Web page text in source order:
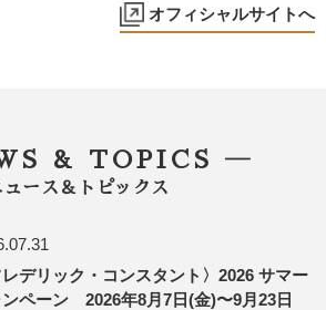
オフィシャルサイトへ
& TOPICS ―
ュース＆トピックス
レデリック・コンスタント〉2026 サマー
ンペーン 2026年8月7日(金)〜9月23日